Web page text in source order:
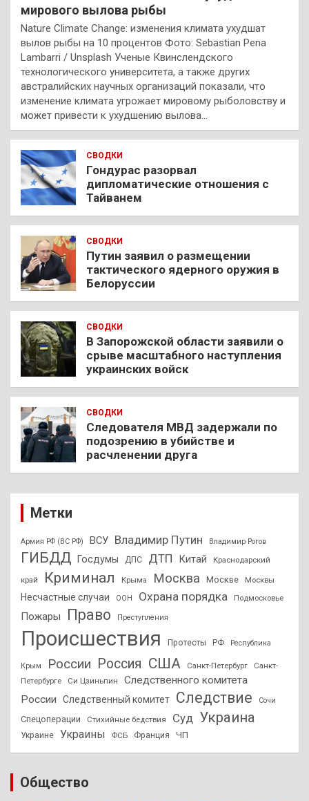
мирового вылова рыбы
Nature Climate Change: изменения климата ухудшат
вылов рыбы на 10 процентов Фото: Sebastian Pena
Lambarri / Unsplash Ученые Квинслендского
технологического университета, а также других
австралийских научных организаций показали, что
изменение климата угрожает мировому рыболовству и
может привести к ухудшению вылова…
СВОДКИ
Гондурас разорвал
дипломатические отношения с
Тайванем
СВОДКИ
Путин заявил о размещении
тактического ядерного оружия в
Белоруссии
СВОДКИ
В Запорожской области заявили о
срыве масштабного наступления
украинских войск
СВОДКИ
Следователя МВД задержали по
подозрению в убийстве и
расчленении друга
Метки
Армия РФ (ВС РФ) ВСУ Владимир Путин Владимир Рогов
ГИБДД Госдумы ДПС ДТП Китай Краснодарский
край Криминал Крыма Москва Москве Москвы
Несчастные случаи ООН Охрана порядка Подмосковье
Пожары Право Преступления
Происшествия Протесты РФ Республика
Крым России Россия США Санкт-Петербург
Санкт-
Петербурге
Си Цзиньпин
Следственного комитета
России
Следственный комитет Следствие Сочи
Спецоперации Стихийные бедствия Суд Украина
Украине Украины ФСБ Франция ЧП
Общество